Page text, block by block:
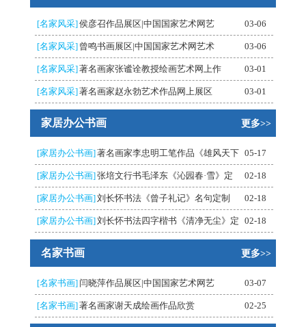
[名家风采]侯彦召作品展区|中国国家艺术网艺 03-06
[名家风采] 曾鸣书画展区|中国国家艺术网艺术 03-06
[名家风采]著名画家张谧诠教授绘画艺术网上作 03-01
[名家风采]著名画家赵永勃艺术作品网上展区 03-01
家居办公书画 更多>>
[家居办公书画] 著名画家李忠明工笔作品《雄风天下 05-17
[家居办公书画] 张培文行书毛泽东《沁园春·雪》定 02-18
[家居办公书画] 刘长怀书法《曾子礼记》名句定制 02-18
[家居办公书画] 刘长怀书法四字楷书《清净无尘》定 02-18
名家书画 更多>>
[名家书画] 闫晓萍作品展区|中国国家艺术网艺 03-07
[名家书画]著名画家谢天成绘画作品欣赏 02-25